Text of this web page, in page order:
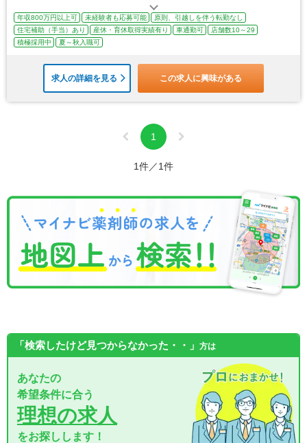
年収800万円以上可 未経験者も応募可能
原則、引越しを伴う転勤なし
住宅補助（手当）あり
産休・育休取得実績有り 車通勤可
店舗数10～29
積極採用中
夏～秋入職可
求人の詳細を見る この求人に興味がある
1
1件／1件
「検索したけど見つからなかった・・」 方は
あなたの
希望条件に合う
理想の求人
をお探しします！